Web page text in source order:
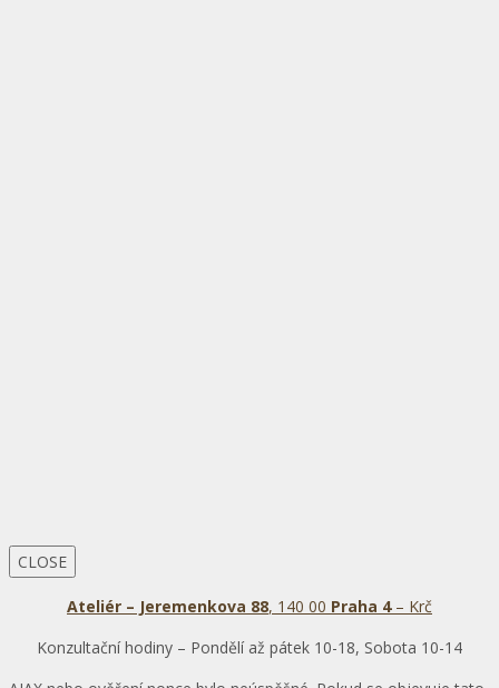
CLOSE
Ateliér – Jeremenkova 88, 140 00 Praha 4– Krč
Konzultační hodiny – Pondělí až pátek 10-18, Sobota 10-14